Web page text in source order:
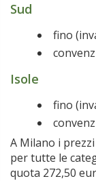
Sud
fino
Isole
fino
A Milano i
per tutte le
quota 272,50